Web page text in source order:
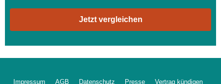
Jetzt vergleichen
Impressum AGB Datenschutz Presse Vertrag kündigen